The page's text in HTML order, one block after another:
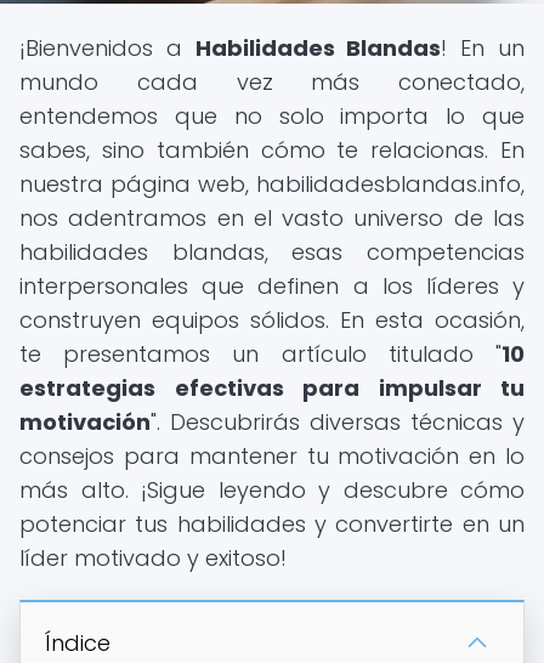
¡Bienvenidos a Habilidades Blandas! En un
mundo cada vez más conectado,
entendemos que no solo importa lo que
sabes, sino también cómo te relacionas. En
nuestra página web, habilidadesblandas.info,
nos adentramos en el vasto universo de las
habilidades blandas, esas competencias
interpersonales que definen a los líderes y
construyen equipos sólidos. En esta ocasión,
te presentamos un artículo titulado "10
estrategias efectivas para impulsar tu
motivación". Descubrirás diversas técnicas y
consejos para mantener tu motivación en lo
más alto. ¡Sigue leyendo y descubre cómo
potenciar tus habilidades y convertirte en un
líder motivado y exitoso!
Índice